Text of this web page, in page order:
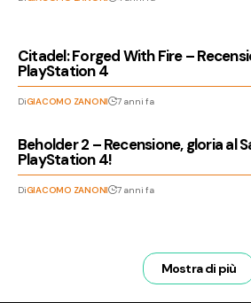
Citadel: Forged With Fire –
PlayStation 4
DiGIACOMO ZANONI 7 anni fa
Beholder 2 – Recensione, gloria al
PlayStation 4!
DiGIACOMO ZANONI 7 anni fa
Mostra di più